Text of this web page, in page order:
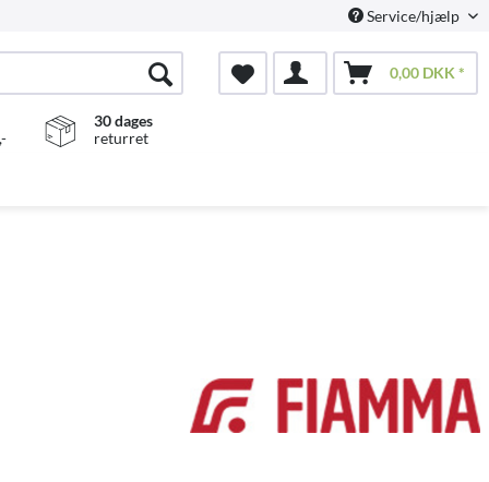
Service/hjælp
0,00 DKK *
30 dages
returret